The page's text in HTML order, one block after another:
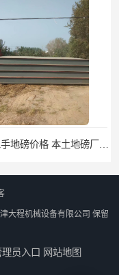
手地磅价格 价格优惠
大程机械设备有限公司 保留
理员入口 网站地图